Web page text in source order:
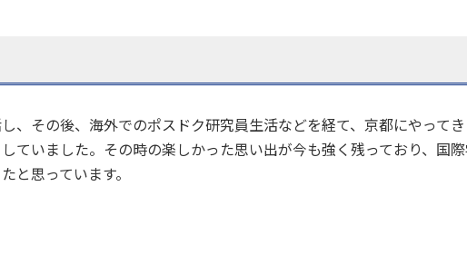
セス 資料請求 お問い合わせ
、その後、海外でのポスドク研究員生活などを経て、京都にやって
ていました。その時の楽しかった思い出が今も強く残っており、国
と思っています。